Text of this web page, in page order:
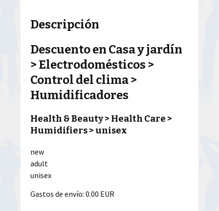
Descripción
Descuento en Casa y jardín
> Electrodomésticos >
Control del clima >
Humidificadores
Health & Beauty > Health Care >
Humidifiers > unisex
new
adult
unisex
Gastos de envío: 0.00 EUR